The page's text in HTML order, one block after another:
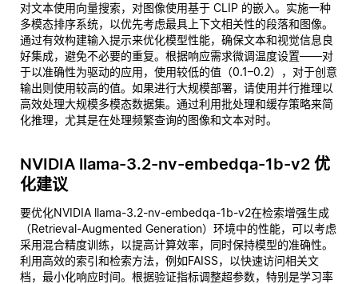
对文本使用向量搜索，对图像使用基于 CLIP 的嵌入。实施一种
多模态排序系统，以优先考虑最具上下文相关性的段落和图像。
通过有效构建输入提示来优化模型性能，确保文本和视觉信息良
好集成，避免不必要的重复。根据响应需求微调温度设置——对
于以准确性为驱动的应用，使用较低的值（0.1–0.2），对于创意
输出则使用较高的值。如果进行大规模部署，请使用并行推理以
高效处理大规模多模态数据集。通过利用批处理和缓存策略来简
化推理，尤其是在处理频繁查询的图像和文本对时。
NVIDIA llama-3.2-nv-embedqa-1b-v2 优
化建议
要优化NVIDIA llama-3.2-nv-embedqa-1b-v2在检索增强生成
（Retrieval-Augmented Generation）环境中的性能，可以考虑
采用混合精度训练，以提高计算效率，同时保持模型的准确性。
利用高效的索引和检索方法，例如FAISS，以快速访问相关文
档，最小化响应时间。根据验证指标调整超参数，特别是学习率